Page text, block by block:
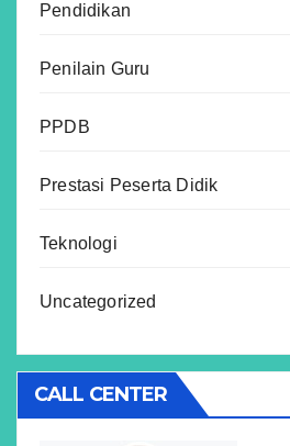
Pendidikan
Penilain Guru
PPDB
Prestasi Peserta Didik
Teknologi
Uncategorized
CALL CENTER